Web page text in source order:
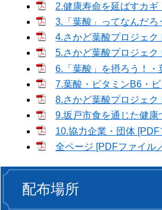
2.健康寿命を延ばすカ
3.「葉酸」ってなんだろ
4.さかど葉酸プロジェ
5.さかど葉酸プロジェ
6.「葉酸」を摂ろう！
7.葉酸・ビタミンB6・
8.さかど葉酸プロジェ
9.坂戸市食を通じた健
10.協力企業・団体
全ページ [PDFファイル
配布場所